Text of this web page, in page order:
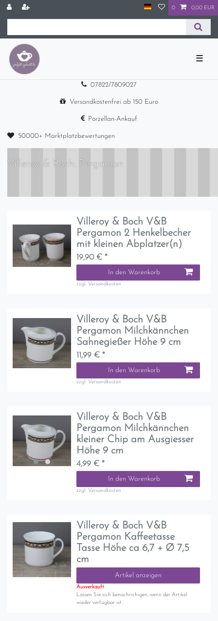
0 0,00 EUR
☰
07822/7809027
Versandkostenfrei ab 150 Euro
Porzellan-Ankauf
50000+ Marktplatzbewertungen
Villeroy & Boch: Pergamon
Villeroy & Boch V&B
Pergamon 2 Henkelbecher
mit kleinen Abplatzer(n)
19,90 € *
In den Warenkorb
zzgl. Versandkosten
Villeroy & Boch V&B
Pergamon Milchkännchen
Sahnegießer Höhe 9 cm
11,99 € *
In den Warenkorb
zzgl. Versandkosten
Villeroy & Boch V&B
Pergamon Milchkännchen
kleiner Chip am Ausgiesser
Höhe 9 cm
4,99 € *
In den Warenkorb
zzgl. Versandkosten
Villeroy & Boch V&B
Pergamon Kaffeetasse
Tasse Höhe ca 6,7 + Ø 7,5
cm
Artikel anzeigen
Ausverkauft
Lassen Sie sich benachrichigen, wenn der Artikel
wieder verfügbar ist.